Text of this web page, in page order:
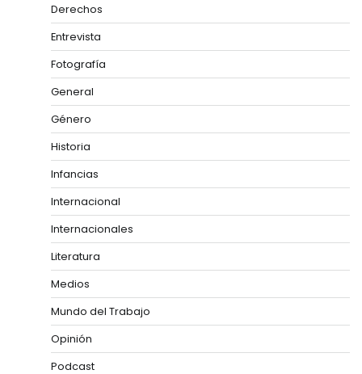
Derechos
Entrevista
Fotografía
General
Género
Historia
Infancias
Internacional
Internacionales
Literatura
Medios
Mundo del Trabajo
Opinión
Podcast